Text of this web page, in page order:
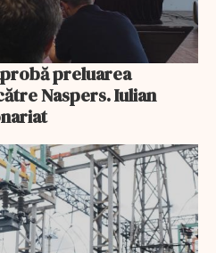
preluarea
Naspers. Iulian